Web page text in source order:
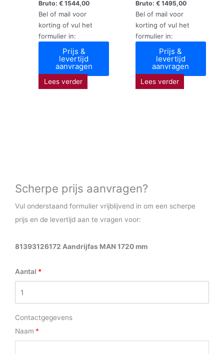
Bruto:€ 1544,00
Bel of mail voor
korting of vul het
formulier in:
Prijs &
levertijd
aanvragen
Lees verder
Bruto: €1495,00
Bel of mail voor
korting of vul het
formulier in:
Prijs &
levertijd
aanvragen
Lees verder
Scherpe prijs aanvragen?
Vul onderstaand formulier vrijblijvend in om een scherpe
prijs en de levertijd aan te vragen voor:
81393126172 Aandrijfas MAN 1720 mm
Aantal
Contactgegevens
Naam